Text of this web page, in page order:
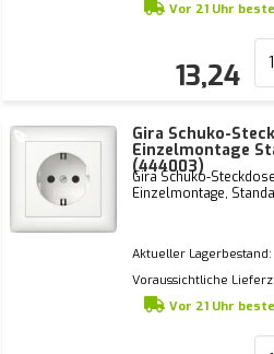
Vor 21 Uhr
13,24
Gira Schuko-
Einzelmontage
(444003)
Gira Schuko-
Einzelmontage,
Aktueller Lagerbestand:
Voraussichtliche
Vor 21 Uhr